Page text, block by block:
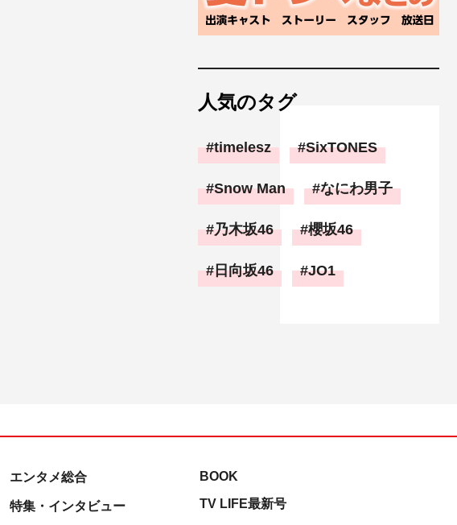
人気のタグ
timelesz SixTONES
Snow Man なにわ男子
乃木坂46 櫻坂46
日向坂46 JO1
エンタメ総合
特集・インタビュー
BOOK
TV LIFE最新号